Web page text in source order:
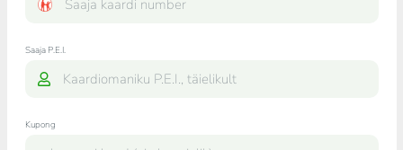
Saaja P.E.I.
Kupong